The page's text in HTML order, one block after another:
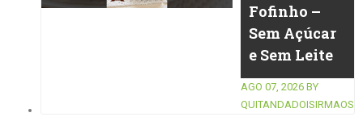
Fofinho –
Sem Açúcar
e Sem Leite
AGO 07, 2026 BY
QUITANDADOISIRMAOS